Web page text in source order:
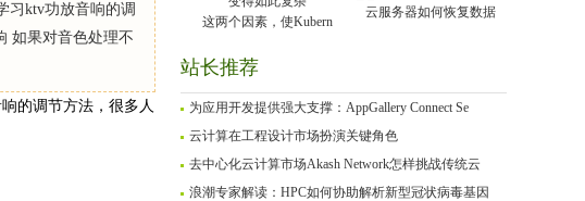
习ktv功放音响的调
如果对音色处理不
的调节方法，很多人
这两个因素，使Kubern
云服务器如何恢复数据
站长推荐
为应用开发提供强大支撑：AppGallery Connect Se
云计算在工程设计市场扮演关键角色
去中心化云计算市场Akash Network怎样挑战传统云
浪潮专家解读：HPC如何协助解析新型冠状病毒基因